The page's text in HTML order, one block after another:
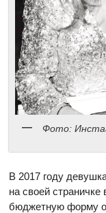
Фото:
В 2017 году
на своей
бюджетную форму